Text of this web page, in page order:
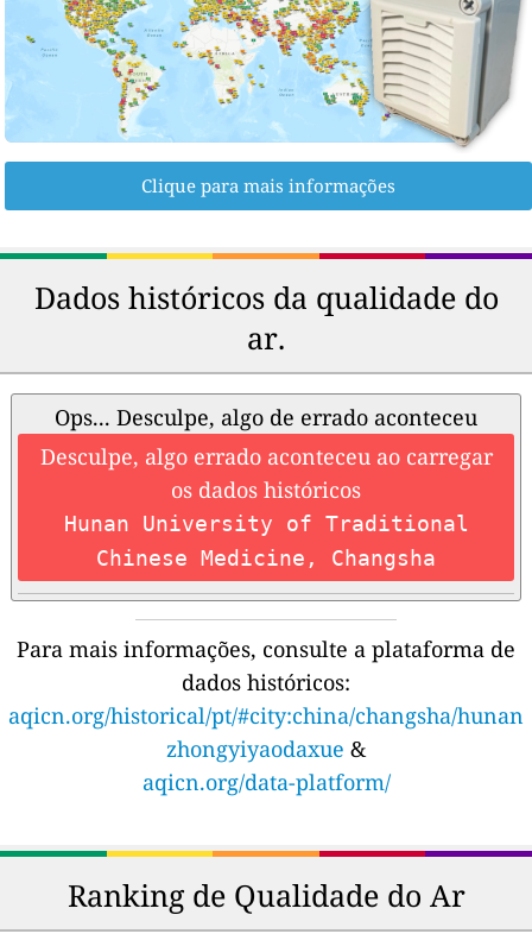
Clique para mais informações
Dados históricos da qualidade do
ar.
Ops... Desculpe, algo de errado aconteceu
Desculpe, algo errado aconteceu ao carregar
os dados históricos
Hunan University of Traditional
Chinese Medicine, Changsha
Para mais informações, consulte a plataforma de
dados históricos:
aqicn.org/historical/pt/#city:china/changsha/hunan
zhongyiyaodaxue &
aqicn.org/data-platform/
Ranking de Qualidade do Ar